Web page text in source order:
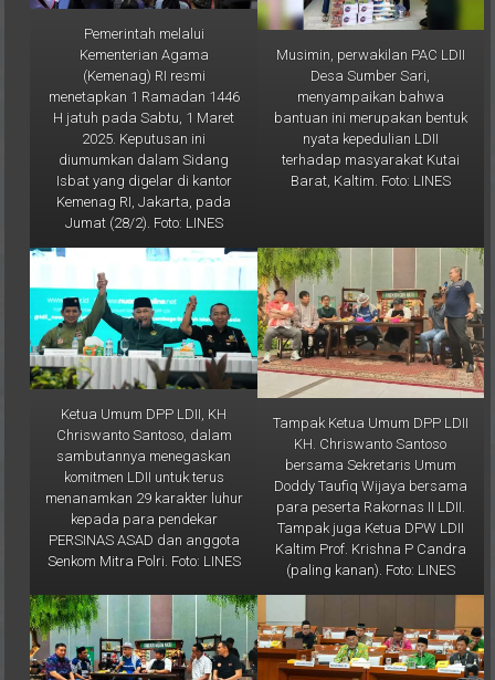
Pemerintah melalui
Kementerian Agama
(Kemenag) RI resmi
menetapkan 1 Ramadan 1446
H jatuh pada Sabtu, 1 Maret
2025. Keputusan ini
diumumkan dalam Sidang
Isbat yang digelar di kantor
Kemenag RI, Jakarta, pada
Jumat (28/2). Foto: LINES
Musimin, perwakilan PAC LDII
Desa Sumber Sari,
menyampaikan bahwa
bantuan ini merupakan bentuk
nyata kepedulian LDII
terhadap masyarakat Kutai
Barat, Kaltim. Foto: LINES
Ketua Umum DPP LDII, KH
Chriswanto Santoso, dalam
sambutannya menegaskan
komitmen LDII untuk terus
menanamkan 29 karakter luhur
kepada para pendekar
PERSINAS ASAD dan anggota
Senkom Mitra Polri. Foto: LINES
Tampak Ketua Umum DPP LDII
KH. Chriswanto Santoso
bersama Sekretaris Umum
Doddy Taufiq Wijaya bersama
para peserta Rakornas II LDII.
Tampak juga Ketua DPW LDII
Kaltim Prof. Krishna P Candra
(paling kanan). Foto: LINES